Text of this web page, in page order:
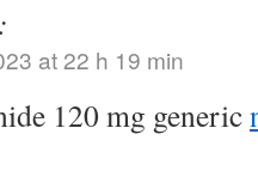
at 22 h 19 min
120 mg generic